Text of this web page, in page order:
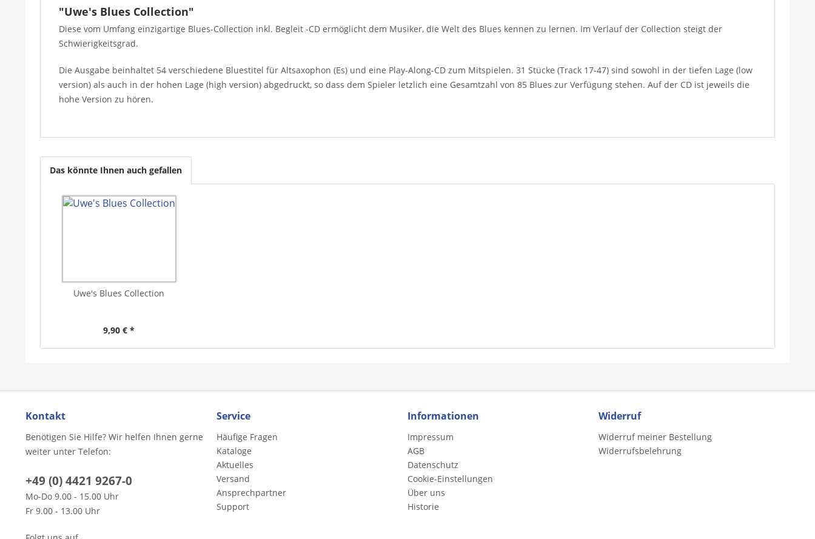
"Uwe's Blues Collection"
Diese vom Umfang einzigartige Blues-Collection inkl. Begleit -CD ermöglicht dem Musiker, die Welt des Blues kennen zu lernen. Im Verlauf der Collection steigt der
Schwierigkeitsgrad.
Die Ausgabe beinhaltet 54 verschiedene Bluestitel für Altsaxophon (Es) und eine Play-Along-CD zum Mitspielen. 31 Stücke (Track 17-47) sind sowohl in der tiefen Lage (low
version) als auch in der hohen Lage (high version) abgedruckt, so dass dem Spieler letzlich eine Gesamtzahl von 85 Blues zur Verfügung stehen. Auf der CD ist jeweils die
hohe Version zu hören.
Das könnte Ihnen auch gefallen
Uwe's Blues Collection
9,90 € *
Kontakt
Benötigen Sie Hilfe? Wir helfen Ihnen gerne
weiter unter Telefon:
+49 (0) 4421 9267-0
Mo-Do 9.00 - 15.00 Uhr
Fr 9.00 - 13.00 Uhr
Service
Häufige Fragen
Kataloge
Aktuelles
Versand
Ansprechpartner
Support
Informationen
Impressum
AGB
Datenschutz
Cookie-Einstellungen
Über uns
Historie
Widerruf
Widerruf meiner Bestellung
Widerrufsbelehrung